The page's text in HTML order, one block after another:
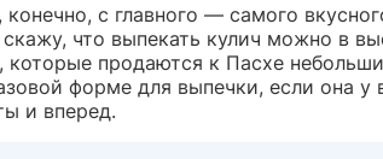
с главного — самого
скажу, что выпекать кулич можно в
которые продаются к Пасхе
форме для выпечки, если она
и вперед.